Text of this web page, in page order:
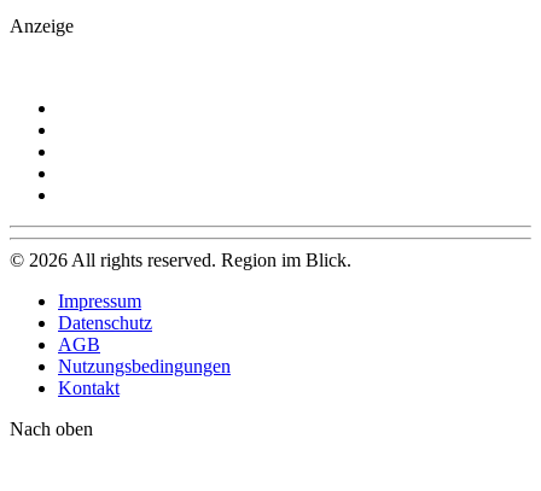
Anzeige
© 2026 All rights reserved. Region im Blick.
Impressum
Datenschutz
AGB
Nutzungsbedingungen
Kontakt
Nach oben